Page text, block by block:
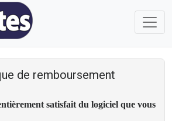
de remboursement
satisfait du logiciel que vous